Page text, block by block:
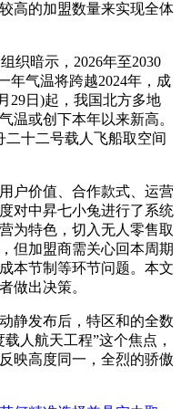
高的加盟数量来实现全体
暗示，2026年至2030
年气温将跨越2024年，成
29日)起，我国北方多地
温或创下本年以来新高。
二十二号载人飞船取空间
价值、合作款式、运营
对中昇七小兔进行了系统
为特色，切入无人零售取
但加盟商需关心回本周期
本节制等环节问题。本文
做出决策。
发布后，特区和的全数
人航天工程”这个焦点，
映高度同一，全烈的骄傲